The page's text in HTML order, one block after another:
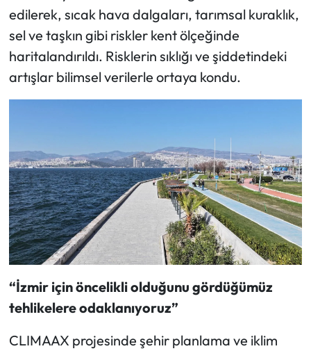
edilerek, sıcak hava dalgaları, tarımsal kuraklık,
sel ve taşkın gibi riskler kent ölçeğinde
haritalandırıldı. Risklerin sıklığı ve şiddetindeki
artışlar bilimsel verilerle ortaya kondu.
“İzmir için öncelikli olduğunu gördüğümüz
tehlikelere odaklanıyoruz”
CLIMAAX projesinde şehir planlama ve iklim